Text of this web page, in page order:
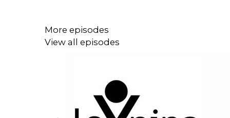
More episodes
View all episodes